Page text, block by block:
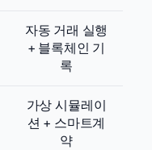
자동 거래 실행
+ 블록체인 기
록
가상 시뮬레이
션 + 스마트계
약